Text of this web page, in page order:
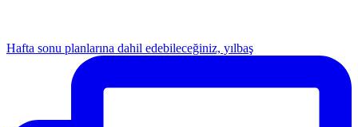
Hafta sonu planlarına dahil edebileceğiniz, yılbaş